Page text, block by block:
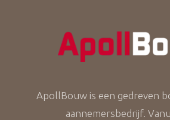
ApollBouw is een gedreven
aannemersbedrijf.